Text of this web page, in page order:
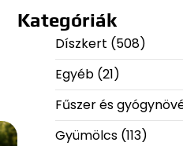
Kategóriák
Díszkert (508)
Egyéb(21)
Fűszer és
Gyümölcs(113)